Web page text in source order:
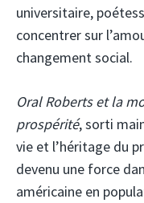
universitaire,
concentrer sur
changement social.
Oral Roberts et la
prospérité, sorti
vie et l’héritage du
devenu une force
américaine en